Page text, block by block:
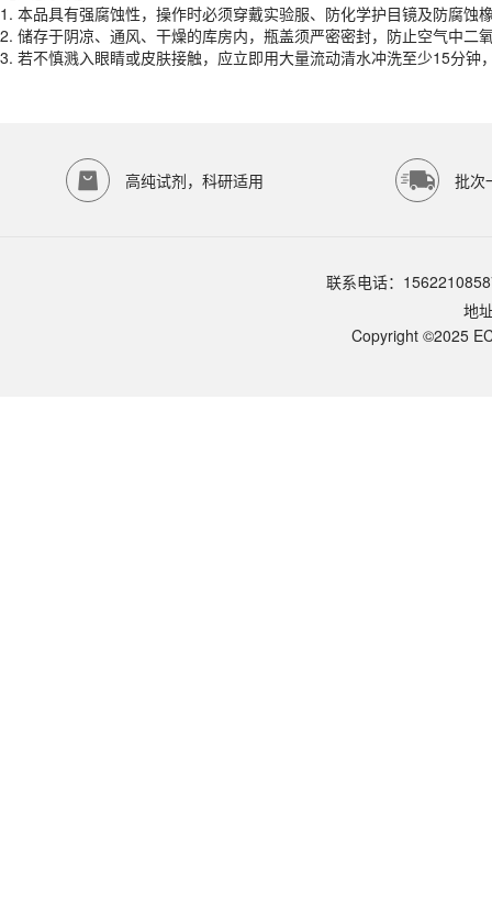
产品规格
货期
1-2天
规格
500mL
参照产品说明书中的保存条件。一般生物科研试剂建议在2-8℃或-
SCIENTIFIC常规库存产品一般1-3个工作日内发货。如遇缺
1. 本品具有强腐蚀性，操作时必须穿戴实验服、防化学护目镜及防腐蚀
2. 储存于阴凉、通风、干燥的库房内，瓶盖须严密密封，防止空气中二
3. 若不慎溅入眼睛或皮肤接触，应立即用大量流动清水冲洗至少15分
高纯试剂，科研适用 批次
联系电话：
地
Copyright ©2025